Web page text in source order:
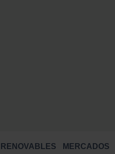
RENOVABLES MERCADOS